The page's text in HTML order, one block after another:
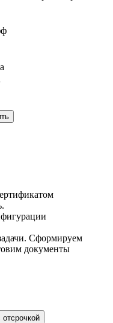
Сформируем
документы